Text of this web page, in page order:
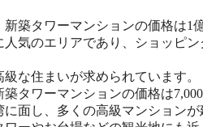
築タワーマンションの価格は1
人気のエリアであり、ショッピ
な住まいが求められています。
タワーマンションの価格は
面し、多くの高級マンションが